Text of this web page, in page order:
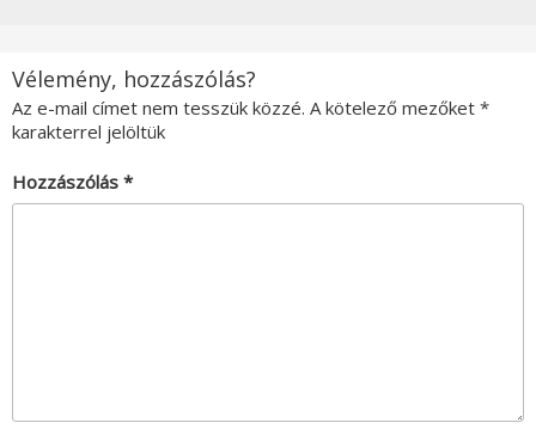
Vélemény, hozzászólás?
Az e-mail címet nem tesszük közzé. A kötelező mezőket *
karakterrel jelöltük
Hozzászólás *